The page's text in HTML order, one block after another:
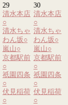
29
清水本店
○
清水ちゃ
わん坂○
嵐山○
京都駅前
○
祇園四条
○
伏見稲荷
○
30
清水本店
○
清水ちゃ
わん坂○
嵐山○
京都駅前
○
祇園四条
○
伏見稲荷
○